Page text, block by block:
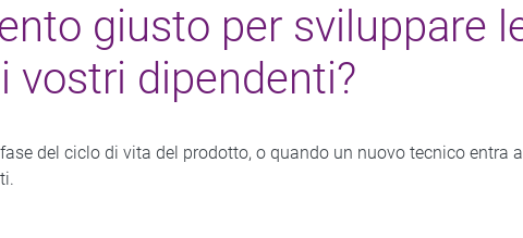
giusto per sviluppare
vostri dipendenti?
del ciclo di vita del prodotto, o quando un nuovo tecnico entra